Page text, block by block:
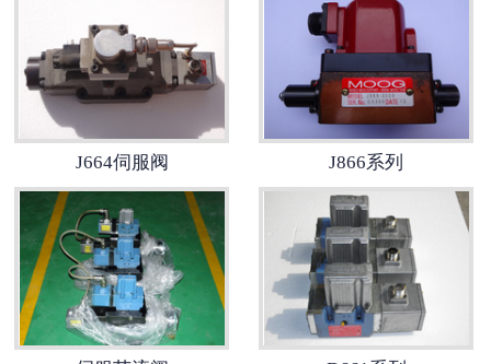
J664伺服阀 J866系列